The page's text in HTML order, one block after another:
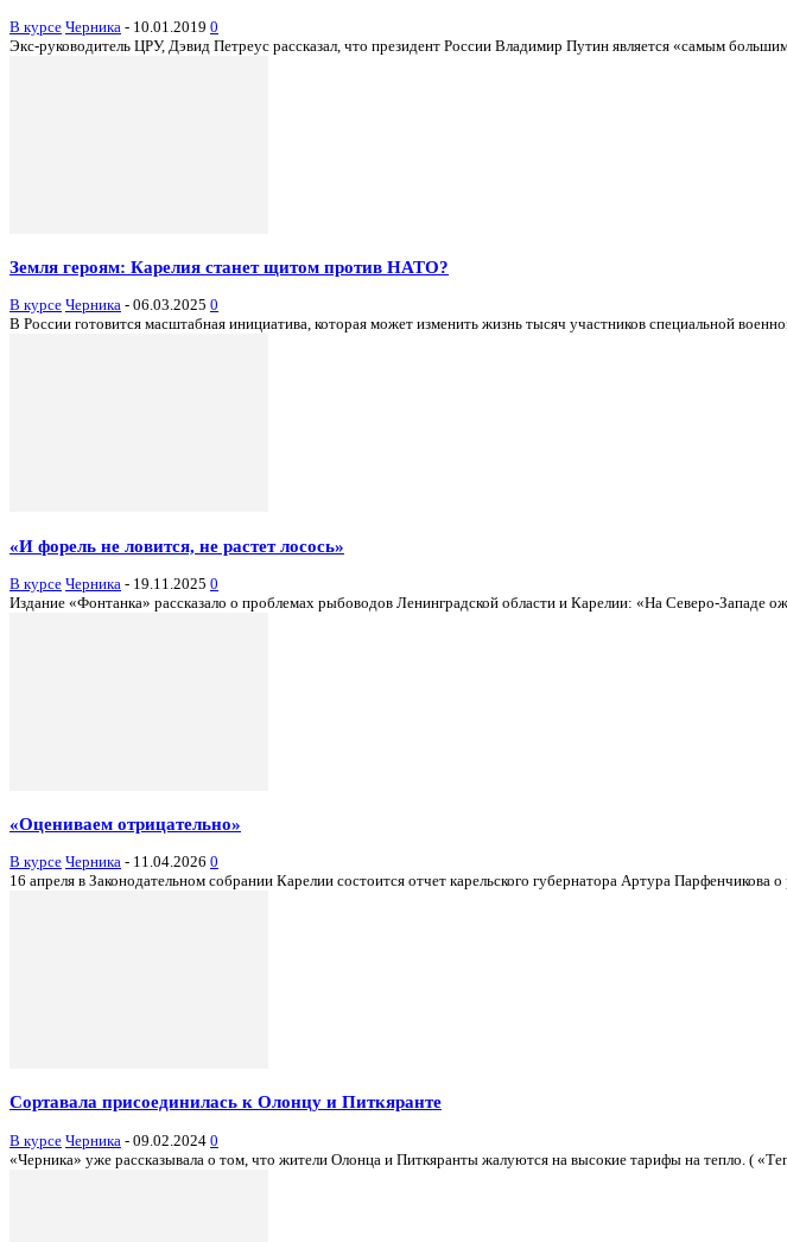
В курсе Черника - 10.01.2019 0
Экс-руководитель ЦРУ, Дэвид Петреус рассказал, что президент России Владимир Путин является «самым
Земля героям: Карелия станет щитом против НАТО?
В курсе Черника - 06.03.2025 0
В России готовится масштабная инициатива, которая может изменить жизнь тысяч участников специальной
«И форель не ловится, не растет лосось»
В курсе Черника - 19.11.2025 0
Издание «Фонтанка» рассказало о проблемах рыбоводов Ленинградской области и Карелии: «На Северо-Западе
«Оцениваем отрицательно»
В курсе Черника - 11.04.2026 0
16 апреля в Законодательном собрании Карелии состоится отчет карельского губернатора Артура
Сортавала присоединилась к Олонцу и Питкяранте
В курсе Черника - 09.02.2024 0
«Черника» уже рассказывала о том, что жители Олонца и Питкяранты жалуются на высокие тарифы на тепло. (